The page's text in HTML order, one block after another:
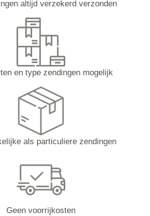
altijd verzekerd verzonden
en type zendingen mogelijk
als particuliere zendingen
Geen voorrijkosten